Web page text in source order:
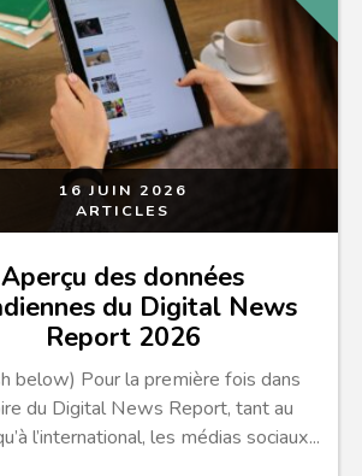
16 JUIN 2026
ARTICLES
Aperçu des données
du Digital News
Report 2026
below) Pour la première fois dans
du Digital News Report, tant au
l’international, les médias sociaux...